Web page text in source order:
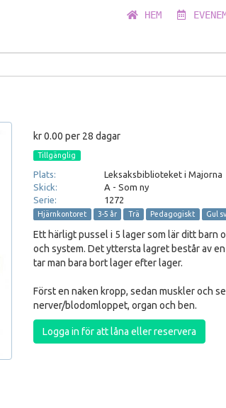
HEM
kr 0.00 per 28 dagar
Tillgänglig
Plats:
Leksaksbiblioteket i Majorna
Skick:
A - Som ny
Serie:
1272
Hjärnkontoret 3-5 år Trä Pedagogiskt Gul
Ett härligt pussel i 5 lager som lär ditt barn
och system. Det yttersta lagret består av
tar man bara bort lager efter lager.
Först en naken kropp, sedan muskler och
nerver/blodomloppet, organ och ben.
Logga in för att låna eller reservera